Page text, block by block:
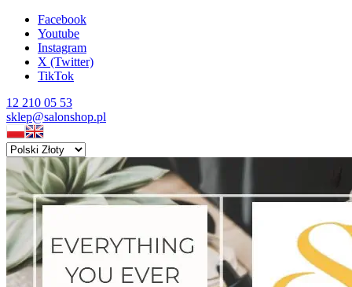
Facebook
Youtube
Instagram
X (Twitter)
TikTok
12 210 05 53
sklep@salonshop.pl